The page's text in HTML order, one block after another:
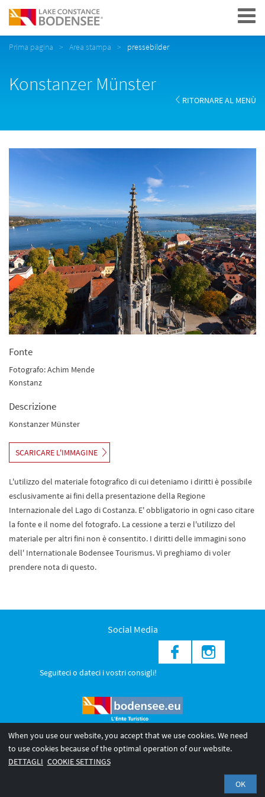
Navigation
Prima pagina Area stampa pressebilder
Konstanzer Münster
RITORNARE AL MENÙ
Fonte
Fotografo: Achim Mende
Konstanz
Descrizione
Konstanzer Münster
SCARICARE L'IMMAGINE
L'utilizzo del materiale fotografico di cui deteniamo i diritti è possibile
esclusivamente ai fini della presentazione della Regione
Internazionale del Lago di Costanza. E' obbligatorio in ogni caso citare
la fonte e il nome del fotografo. La cessione a terzi e l'utilizzo del
materiale per altri fini non è consentito. I diritti delle immagini sono
dell' Internationale Bodensee Tourismus. Vi preghiamo di voler
prendere nota di questo.
Social Media
Seguiteci o dateci i vostri consigli!
© 2026 Internationale Bodensee Tourismus GmbH
When you use our website, you accept that we use cookies. We need
to use cookies because of the optimal operation of our website.
DETTAGLI COOKIE SETTINGS
OK